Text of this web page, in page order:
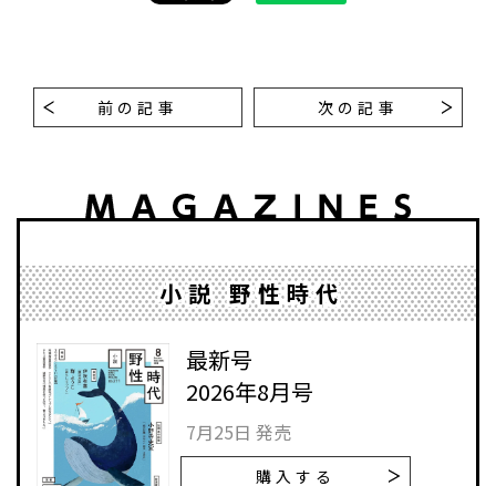
前の記事 次の記事
小説 野性時代
最新号
2026年8月号
7月25日 発売
購入する